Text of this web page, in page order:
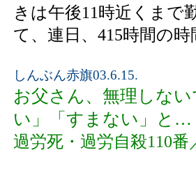
きは午後11時近くまで
て、連日、415時間の
しんぶん赤旗03.6.15.
お父さん、無理しな
い」「すまない」と…
過労死・過労自殺110